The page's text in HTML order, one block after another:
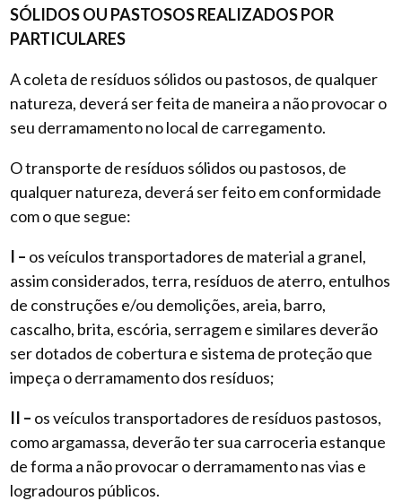
SÓLIDOS OU PASTOSOS REALIZADOS POR
PARTICULARES
A coleta de resíduos sólidos ou pastosos, de qualquer
natureza, deverá ser feita de maneira a não provocar o
seu derramamento no local de carregamento.
O transporte de resíduos sólidos ou pastosos, de
qualquer natureza, deverá ser feito em conformidade
com o que segue:
I – os veículos transportadores de material a granel,
assim considerados, terra, resíduos de aterro, entulhos
de construções e/ou demolições, areia, barro,
cascalho, brita, escória, serragem e similares deverão
ser dotados de cobertura e sistema de proteção que
impeça o derramamento dos resíduos;
II – os veículos transportadores de resíduos pastosos,
como argamassa, deverão ter sua carroceria estanque
de forma a não provocar o derramamento nas vias e
logradouros públicos.